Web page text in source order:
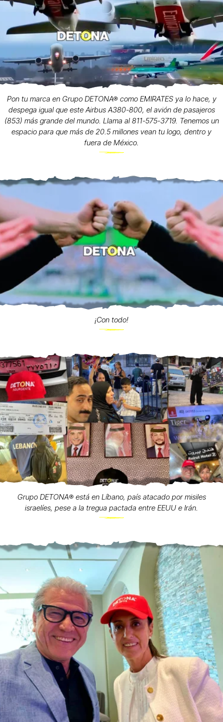
Pon tu marca en Grupo DETONA® como EMIRATES ya lo hace, y
despega igual que este Airbus A380-800, el avión de pasajeros
(853) más grande del mundo. Llama al 811-575-3719. Tenemos un
espacio para que más de 20.5 millones vean tu logo, dentro y
fuera de México.
¡Con todo!
Grupo DETONA®️ está en Líbano, país atacado por misiles
israelíes, pese a la tregua pactada entre EEUU e Irán.